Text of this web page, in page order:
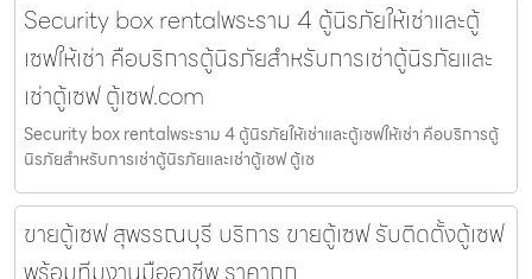
Security box rentalพระราม 4 ตู้นิรภัยให้เช่าและตู้
เซฟให้เช่า คือบริการตู้นิรภัยสำหรับการเช่าตู้นิรภัยและ
เช่าตู้เซฟ ตู้เซฟ.com
Security box rentalพระราม 4 ตู้นิรภัยให้เช่าและตู้เซฟให้เช่า คือบริการตู้
นิรภัยสำหรับการเช่าตู้นิรภัยและเช่าตู้เซฟ ตู้เซ
ขายตู้เซฟ สุพรรณบุรี บริการ ขายตู้เซฟ รับติดตั้งตู้เซฟ